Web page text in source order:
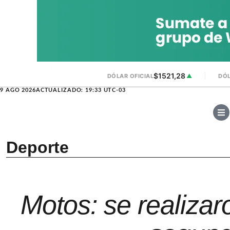
DÓLAR OFICIAL$1521,28 ▲
9 AGO 2026ACTUALIZADO: 19:33 UTC-03
Deporte
Motos: se